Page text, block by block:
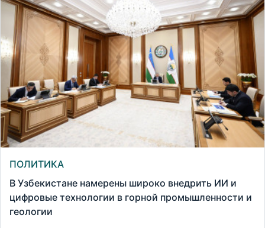
ПОЛИТИКА
В Узбекистане намерены широко внедрить ИИ и
цифровые технологии в горной промышленности и
геологии